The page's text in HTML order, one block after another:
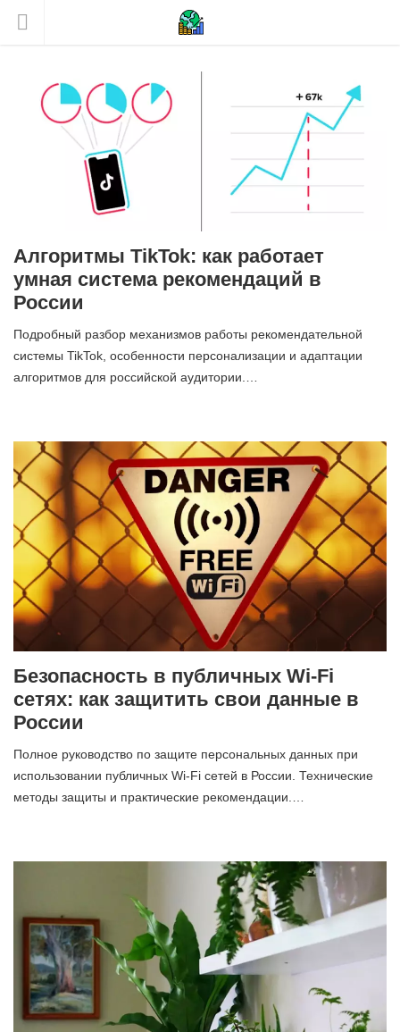
Алгоритмы TikTok: как работает
умная система рекомендаций в
России
Подробный разбор механизмов работы рекомендательной
системы TikTok, особенности персонализации и адаптации
алгоритмов для российской аудитории.…
Безопасность в публичных Wi-Fi
сетях: как защитить свои данные в
России
Полное руководство по защите персональных данных при
использовании публичных Wi-Fi сетей в России. Технические
методы защиты и практические рекомендации.…